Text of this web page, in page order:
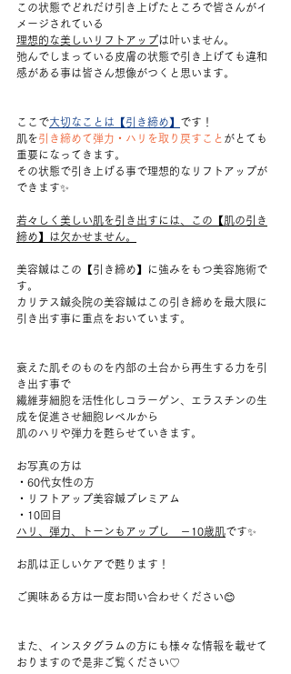
この状態でどれだけ引き上げたところで皆さんがイ
メージされている
理想的な美しいリフトアップは叶いません。
弛んでしまっている皮膚の状態で引き上げても違和
感がある事は皆さん想像がつくと思います。
ここで大切なことは【引き締め】 です！
肌を引き締めて弾力・ハリを取り戻すこと がとても
重要になってきます。
その状態で引き上げる事で理想的なリフトアップが
できます✨
若々しく美しい肌を引き出すには、この【肌の引き
締め】は欠かせません。
美容鍼はこの【引き締め】に強みをもつ美容施術で
す。
カリテス鍼灸院の美容鍼はこの引き締めを最大限に
引き出す事に重点をおいています。
衰えた肌そのものを内部の土台から再生する力を引
き出す事で
繊維芽細胞を活性化しコラーゲン、エラスチンの生
成を促進させ細胞レベルから
肌のハリや弾力を甦らせていきます。
お写真の方は
・60代女性の方
・リフトアップ美容鍼プレミアム
・10回目
ハリ、弾力、トーンもアップし　－10歳肌です✨
お肌は正しいケアで甦ります！
ご興味ある方は一度お問い合わせください😊
また、インスタグラムの方にも様々な情報を載せて
おりますので是非ご覧ください♡